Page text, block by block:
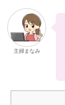
主婦まなみ